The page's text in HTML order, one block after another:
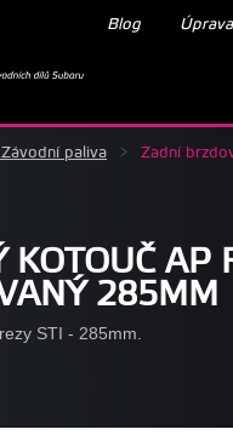
Blog
paliva > Zadní
AP
285MM
STI - 285mm.